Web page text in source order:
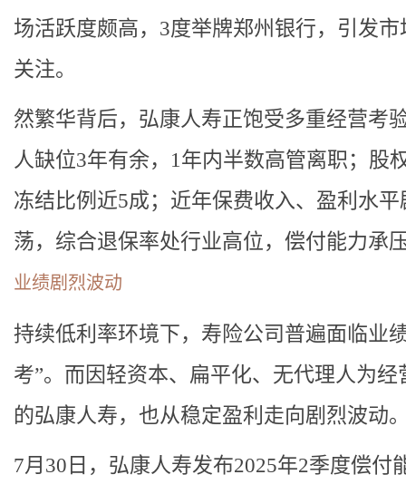
场活跃度颇高，3度举牌郑州银行，引发市
关注。
然繁华背后，弘康人寿正饱受多重经营考
人缺位3年有余，1年内半数高管离职；股
冻结比例近5成；近年保费收入、盈利水平
荡，综合退保率处行业高位，偿付能力承
业绩剧烈波动
持续低利率环境下，寿险公司普遍面临业
考”。而因轻资本、扁平化、无代理人为经
的弘康人寿，也从稳定盈利走向剧烈波动
7月30日，弘康人寿发布2025年2季度偿付